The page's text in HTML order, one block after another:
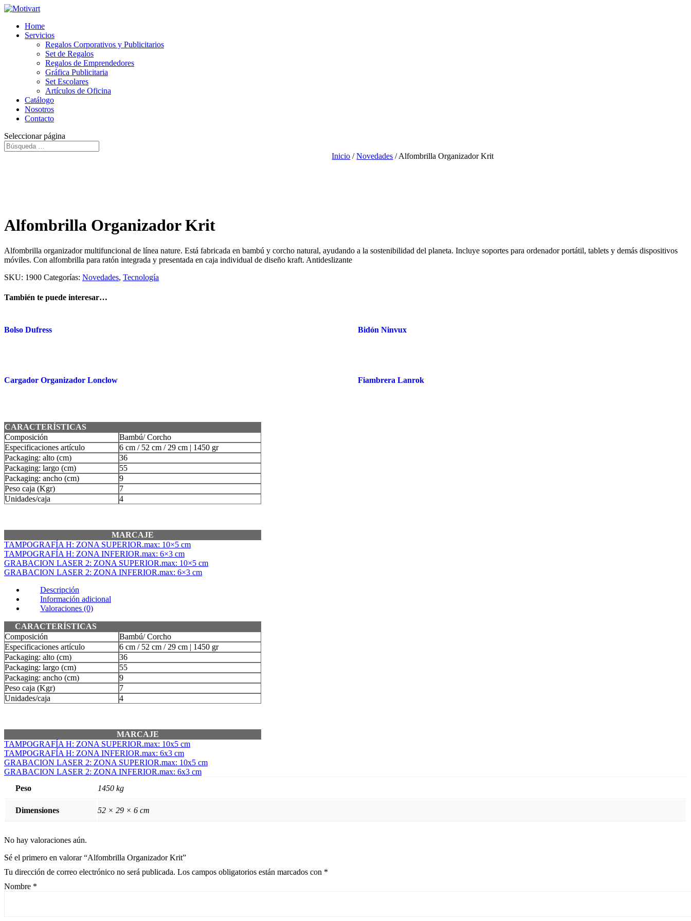
Home
Servicios
Regalos Corporativos y Publicitarios
Set de Regalos
Regalos de Emprendedores
Gráfica Publicitaria
Set Escolares
Artículos de Oficina
Catálogo
Nosotros
Contacto
Seleccionar página
Inicio /Novedades / Alfombrilla Organizador Krit
Alfombrilla Organizador Krit
Alfombrilla organizador multifuncional de línea nature. Está fabricada en bambú y corcho natural, ayudando a la sostenibilidad del planeta. Incluye soportes para ordenador portátil, tablets y demás dispositivos
móviles. Con alfombrilla para ratón integrada y presentada en caja individual de diseño kraft. Antideslizante
SKU: 1900 Categorías: Novedades, Tecnología
También te puede interesar…
Bolso Dufress Bidón Ninvux
Cargador Organizador Lonclow Fiambrera Lanrok
CARACTERÍSTICAS
Composición
Bambú/ Corcho
Especificaciones artículo
6 cm / 52 cm / 29 cm | 1450 gr
Packaging: alto (cm)
36
Packaging: largo (cm)
55
Packaging: ancho (cm)
9
Peso caja (Kgr)
7
Unidades/caja
4
MARCAJE
TAMPOGRAFÍA H: ZONA SUPERIOR.max: 10×5 cm
TAMPOGRAFÍA H: ZONA INFERIOR.max: 6×3 cm
GRABACION LASER 2: ZONA SUPERIOR.max: 10×5 cm
GRABACION LASER 2: ZONA INFERIOR.max: 6×3 cm
Descripción
Información adicional
Valoraciones (0)
CARACTERÍSTICAS
Composición
Bambú/ Corcho
Especificaciones artículo
6 cm / 52 cm / 29 cm | 1450 gr
Packaging: alto (cm)
36
Packaging: largo (cm)
55
Packaging: ancho (cm)
9
Peso caja (Kgr)
7
Unidades/caja
4
MARCAJE
TAMPOGRAFÍA H: ZONA SUPERIOR.max: 10x5 cm
TAMPOGRAFÍA H: ZONA INFERIOR.max: 6x3 cm
GRABACION LASER 2: ZONA SUPERIOR.max: 10x5 cm
GRABACION LASER 2: ZONA INFERIOR.max: 6x3 cm
Peso
1450 kg
Dimensiones 52 × 29 × 6 cm
No hay valoraciones aún.
Sé el primero en valorar “Alfombrilla Organizador Krit”
Tu dirección de correo electrónico no será publicada. Los campos obligatorios están marcados con *
Nombre *